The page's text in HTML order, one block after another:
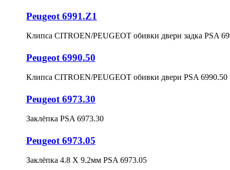
Peugeot 6991.Z1
Клипса CITROEN/PEUGEOT обивки двери задка PSA
Peugeot 6990.50
Клипса CITROEN/PEUGEOT обивки двери PSA 6990.50
Peugeot 6973.30
Заклёпка PSA 6973.30
Peugeot 6973.05
Заклёпка 4.8 X 9.2мм PSA 6973.05